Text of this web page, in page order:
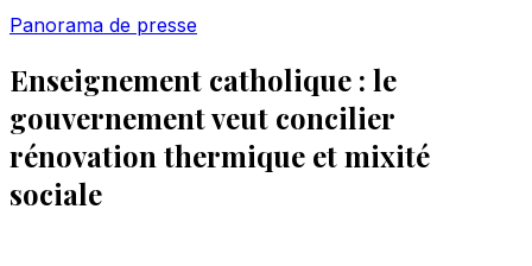
Panorama de presse
Enseignement catholique : le
gouvernement veut concilier
rénovation thermique et mixité
sociale